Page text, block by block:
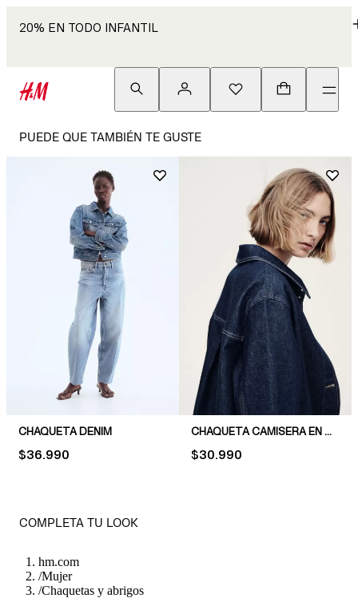
20% EN TODO INFANTIL
PUEDE QUE TAMBIÉN TE GUSTE
CHAQUETA DENIM
PRICE:
$36.990
CHAQUETA CAMISERA EN DENIM
PRICE:
$30.990
COMPLETA TU LOOK
hm.com
/Mujer
/Chaquetas y abrigos